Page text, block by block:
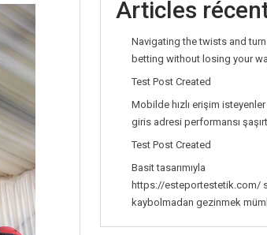
Articles
Navigating the twists and
betting without losing your
Test Post Created
Mobilde hızlı erişim
giris adresi performansı
Test Post Created
Basit tasarımıyla
https://esteportestetik.com/
kaybolmadan gezinmek